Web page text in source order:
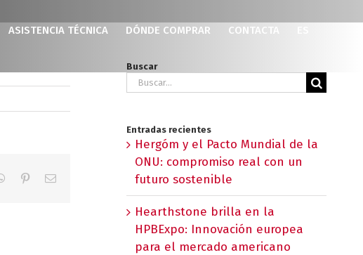
ASISTENCIA TÉCNICA DÓNDE COMPRAR CONTACTA
WhatsApp
PinterestCorreo
Buscar
Buscar:
Entradas recientes
Hergóm y el Pacto Mundial de la
ONU: compromiso real con un
futuro sostenible
Hearthstone brilla en la
HPBExpo: Innovación europea
para el mercado americano